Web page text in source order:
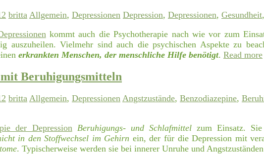
britta Allgemein, Depressionen Depression, Depressionen, Gesundheit,
kommt auch die Psychotherapie nach wie vor zum
auszuheilen. Vielmehr sind auch die psychischen Aspekte zu
erkrankten Menschen, der menschliche Hilfe benötigt. Read more
Beruhigungsmitteln
britta Allgemein, Depressionen Angstzustände, Benzodiazepine,
der Depression Beruhigungs- und Schlafmittelzum Einsatz. Sie
in den Stoffwechsel im Gehirn ein, der für die Depression mit
. Typischerweise werden sie bei innerer Unruhe und